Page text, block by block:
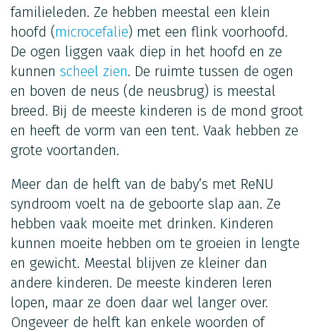
familieleden. Ze hebben meestal een klein
hoofd (microcefalie) met een flink voorhoofd.
De ogen liggen vaak diep in het hoofd en ze
kunnen scheel zien. De ruimte tussen de ogen
en boven de neus (de neusbrug) is meestal
breed. Bij de meeste kinderen is de mond groot
en heeft de vorm van een tent. Vaak hebben ze
grote voortanden.
Meer dan de helft van de baby’s met ReNU
syndroom voelt na de geboorte slap aan. Ze
hebben vaak moeite met drinken. Kinderen
kunnen moeite hebben om te groeien in lengte
en gewicht. Meestal blijven ze kleiner dan
andere kinderen. De meeste kinderen leren
lopen, maar ze doen daar wel langer over.
Ongeveer de helft kan enkele woorden of